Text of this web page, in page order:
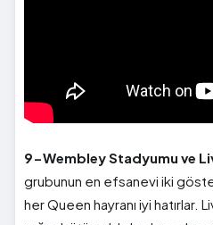
9-Wembley Stadyumu ve
grubunun en efsanevi iki
her Queen hayranı iyi hatırlar.